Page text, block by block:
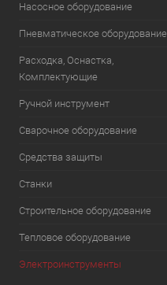
Насосное оборудование
Пневматическое оборудование
Расходка, Оснастка,
Комплектующие
Ручной инструмент
Сварочное оборудование
Средства защиты
Станки
Строительное оборудование
Тепловое оборудование
Электроинструменты